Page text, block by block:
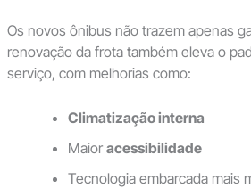
Os novos ônibus não trazem apenas
renovação da frota também eleva o
serviço, com melhorias como:
Climatização interna
Maior acessibilidade
Tecnologia embarcada mais